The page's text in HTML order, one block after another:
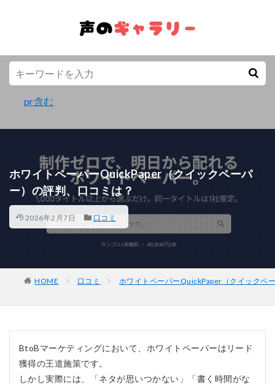
pr含む
ホワイトペーパーQuickPaper（クイックペーパ
ー）の評判、口コミは？
2026年2月7日 口コミ
HOME 口コミ ホワイトペーパーQuickPaper（クイックペ
BtoBマーケティングにおいて、ホワイトペーパーはリード
獲得の王道施策です。
しかし実際には、「ネタが思いつかない」「書く時間がな